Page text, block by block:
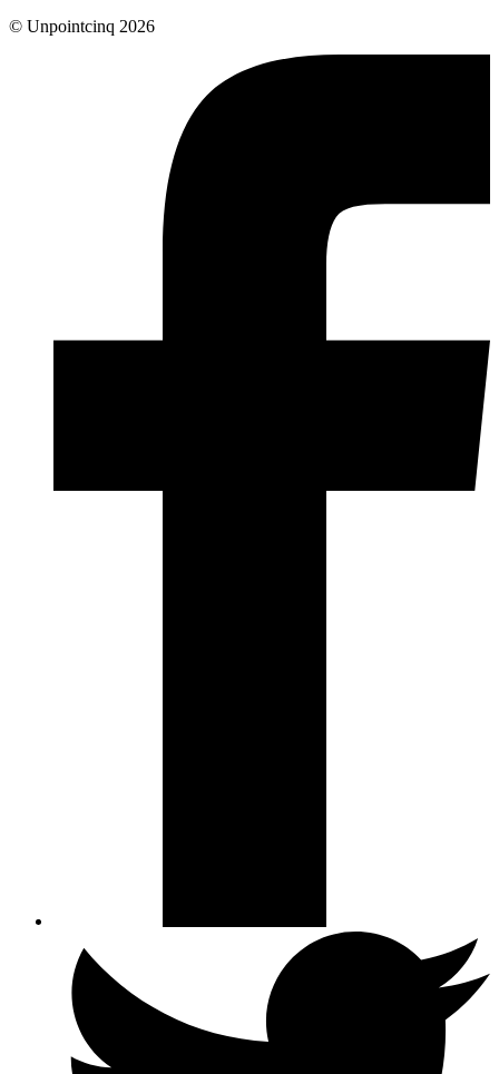
© Unpointcinq 2026